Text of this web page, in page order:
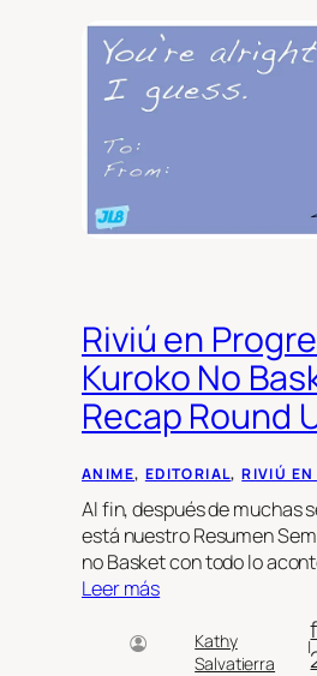
Riviú en
Kuroko No
Recap Round
ANIME, EDITORIAL, RIVIÚ EN
Al fin, después de muchas
está nuestro Resumen
no Basket con todo lo
Leer más
Kathy
Salvatierra
|